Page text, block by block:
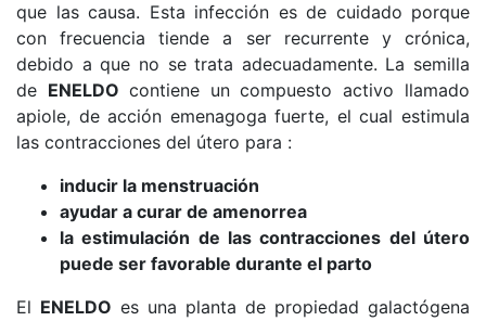
que las causa. Esta infección es de cuidado porque
con frecuencia tiende a ser recurrente y crónica,
debido a que no se trata adecuadamente. La semilla
de ENELDO contiene un compuesto activo llamado
apiole, de acción emenagoga fuerte, el cual estimula
las contracciones del útero para :
inducir la menstruación
ayudar a curar de amenorrea
la estimulación de las contracciones del útero
puede ser favorable durante el parto
El ENELDO es una planta de propiedad galactógena